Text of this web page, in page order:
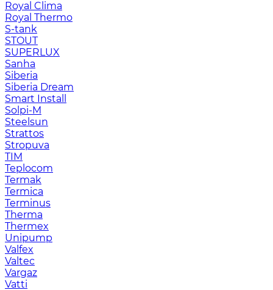
Royal Clima
Royal Thermo
S-tank
STOUT
SUPERLUX
Sanha
Siberia
Siberia Dream
Smart Install
Solpi-M
Steelsun
Strattos
Stropuva
TIM
Teplocom
Termak
Termica
Terminus
Therma
Thermex
Unipump
Valfex
Valtec
Vargaz
Vatti